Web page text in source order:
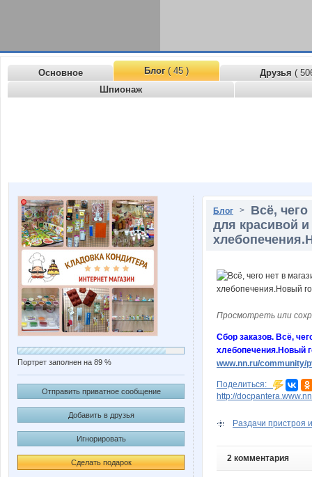
Основное Блог( 45 ) Друзья (
Шпионаж
Портрет заполнен на 89 %
Отправить приватное сообщение
Добавить в друзья
Игнорировать
Сделать подарок
Блог > Всё,
для красивой
Просмотреть или
Сбор заказов. Всё,
хлебопечения.Новый
www.nn.ru/community/
Поделиться:
http://
Раздачи пристроя
2 комментария